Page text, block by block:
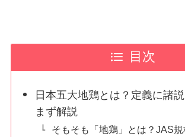
目次
日本五大地鶏とは？定義に諸
まず解説
そもそも「地鶏」とは？JAS